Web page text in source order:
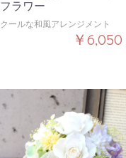
フラワー
クールな和風アレンジメント
￥6,050